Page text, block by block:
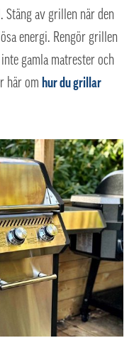
av grillen när den
energi. Rengör grillen
gamla matrester och
här om hur du grillar